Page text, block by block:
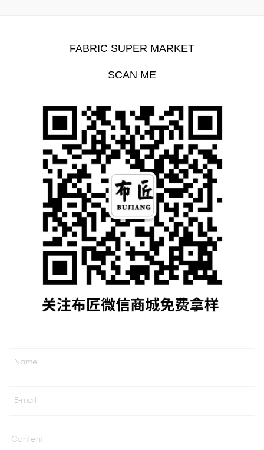
FABRIC SUPER MARKET
SCAN ME
Name
E-mail
Content